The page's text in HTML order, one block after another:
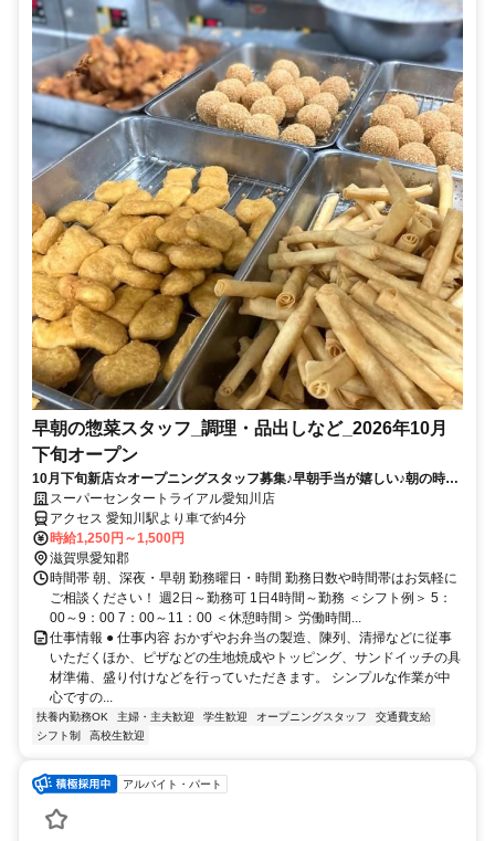
早朝の惣菜スタッフ_調理・品出しなど_2026年10月
下旬オープン
10月下旬新店☆オープニングスタッフ募集♪早朝手当が嬉しい♪朝の時間
と有効活用！
スーパーセンタートライアル愛知川店
アクセス 愛知川駅より車で約4分
時給1,250円～1,500円
滋賀県愛知郡
時間帯 朝、深夜・早朝 勤務曜日・時間 勤務日数や時間帯はお気軽に
ご相談ください！ 週2日～勤務可 1日4時間～勤務 ＜シフト例＞ 5：
00～9：00 7：00～11：00 ＜休憩時間＞ 労働時間...
仕事情報 ● 仕事内容 おかずやお弁当の製造、陳列、清掃などに従事
いただくほか、ピザなどの生地焼成やトッピング、サンドイッチの具
材準備、盛り付けなどを行っていただきます。 シンプルな作業が中
心ですの...
扶養内勤務OK 主婦・主夫歓迎 学生歓迎 オープニングスタッフ
交通費支給
シフト制
高校生歓迎
アルバイト・パート